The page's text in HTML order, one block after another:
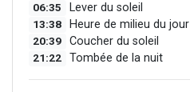
06:35 Lever du soleil
13:38 Heure de milieu du jour
20:39 Coucher du soleil
21:22 Tombée de la nuit